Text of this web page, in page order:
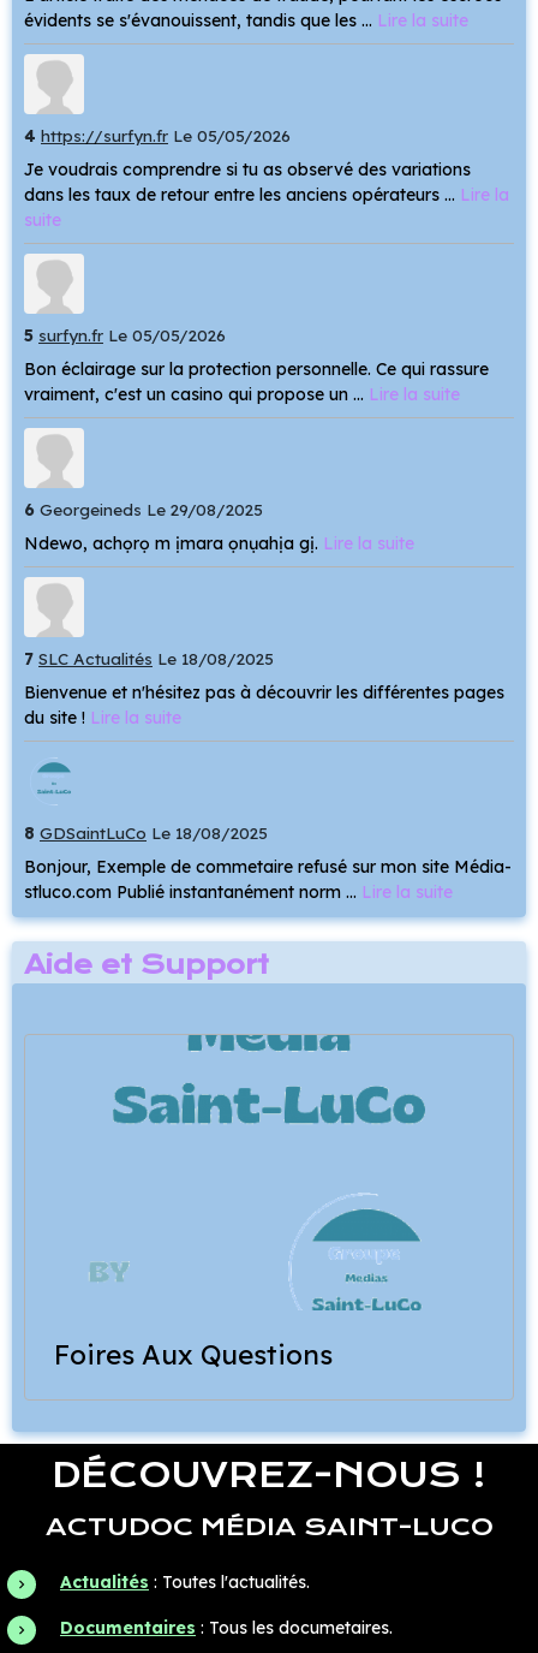
évidents se s'évanouissent, tandis que les ... Lire la suite
4 https://surfyn.fr Le 05/05/2026
Je voudrais comprendre si tu as observé des variations
dans les taux de retour entre les anciens opérateurs ... Lire la
suite
5 surfyn.fr Le 05/05/2026
Bon éclairage sur la protection personnelle. Ce qui rassure
vraiment, c'est un casino qui propose un ... Lire la suite
6 Georgeineds Le 29/08/2025
Ndewo, achọrọ m ịmara ọnụahịa gị. Lire la suite
7 SLC Actualités Le 18/08/2025
Bienvenue et n'hésitez pas à découvrir les différentes pages
du site ! Lire la suite
8 GDSaintLuCo Le 18/08/2025
Bonjour, Exemple de commetaire refusé sur mon site Média-
stluco.com Publié instantanément norm ... Lire la suite
Aide et Support
Foires Aux Questions
DÉCOUVREZ-NOUS !
ACTUDOC MÉDIA SAINT-LUCO
Actualités : Toutes l'actualités.
Documentaires : Tous les documetaires.